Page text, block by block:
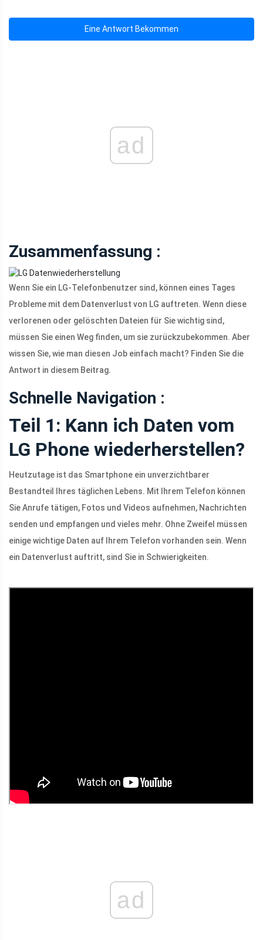
Eine Antwort Bekommen
ad
Zusammenfassung :
Wenn Sie ein LG-Telefonbenutzer sind, können eines Tages
Probleme mit dem Datenverlust von LG auftreten. Wenn diese
verlorenen oder gelöschten Dateien für Sie wichtig sind,
müssen Sie einen Weg finden, um sie zurückzubekommen. Aber
wissen Sie, wie man diesen Job einfach macht? Finden Sie die
Antwort in diesem Beitrag.
Schnelle Navigation :
Teil 1: Kann ich Daten vom
LG Phone wiederherstellen?
Heutzutage ist das Smartphone ein unverzichtbarer
Bestandteil Ihres täglichen Lebens. Mit Ihrem Telefon können
Sie Anrufe tätigen, Fotos und Videos aufnehmen, Nachrichten
senden und empfangen und vieles mehr. Ohne Zweifel müssen
einige wichtige Daten auf Ihrem Telefon vorhanden sein. Wenn
ein Datenverlust auftritt, sind Sie in Schwierigkeiten.
ad